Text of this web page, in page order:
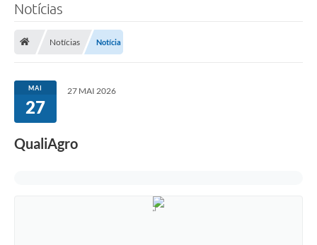
Legislação
Transparência
Notícias
Notícias Notícia
MAI
27
27 MAI 2026
QualiAgro